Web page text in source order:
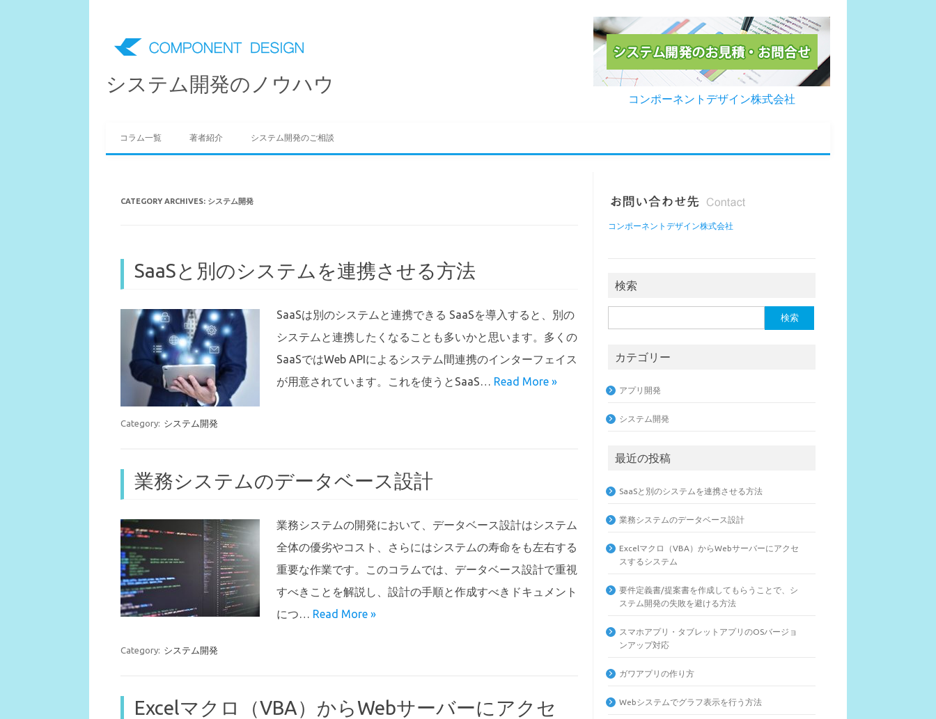
コンポーネントデザイン株式会社
システム開発のノウハウ
コラム一覧 著者紹介 システム開発のご相談
CATEGORY ARCHIVES: システム開発
SaaSと別のシステムを連携させる方法
SaaSは別のシステムと連携できる SaaSを導入すると、別の
システムと連携したくなることも多いかと思います。多くの
SaaSではWeb APIによるシステム間連携のインターフェイス
が用意されています。これを使うとSaaS… Read More »
Category: システム開発
業務システムのデータベース設計
業務システムの開発において、データベース設計はシステム
全体の優劣やコスト、さらにはシステムの寿命をも左右する
重要な作業です。このコラムでは、データベース設計で重視
すべきことを解説し、設計の手順と作成すべきドキュメント
につ… Read More »
Category: システム開発
Excelマクロ（VBA）からWebサーバーにアクセ
コンポーネントデザイン株式会社
検索
索:
カテゴリー
アプリ開発
システム開発
最近の投稿
SaaSと別のシステムを連携させる方法
業務システムのデータベース設計
Excelマクロ（VBA）からWebサーバーにアクセ
スするシステム
要件定義書/提案書を作成してもらうことで、シ
ステム開発の失敗を避ける方法
スマホアプリ・タブレットアプリのOSバージョ
ンアップ対応
ガワアプリの作り方
Webシステムでグラフ表示を行う方法